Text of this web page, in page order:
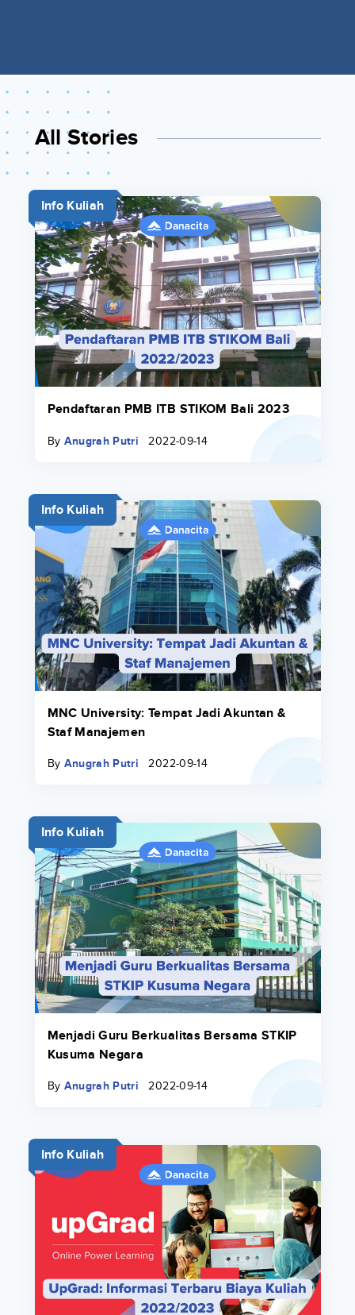
All Stories
Info Kuliah
Pendaftaran PMB ITB STIKOM Bali 2023
By Anugrah Putri 2022-09-14
Info Kuliah
MNC University: Tempat Jadi Akuntan &
Staf Manajemen
By Anugrah Putri 2022-09-14
Info Kuliah
Menjadi Guru Berkualitas Bersama STKIP
Kusuma Negara
By Anugrah Putri 2022-09-14
Info Kuliah